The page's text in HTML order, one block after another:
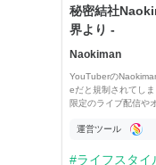
秘密結社
界より -
Naokiman
YouTuberの
eだと規制されてし
限定のライブ配信や
運営ツール
ライフスタイ